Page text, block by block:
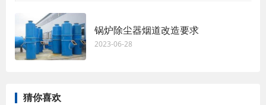
锅炉除尘器烟道改造要求
2023-06-28
猜你喜欢